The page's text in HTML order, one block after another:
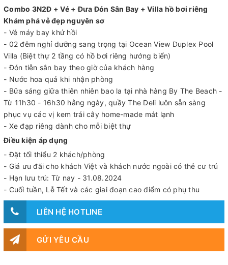
Combo 3N2Đ + Vé + Đưa Đón Sân Bay + Villa hồ bơi riêng
Khám phá vẻ đẹp nguyên sơ
- Vé máy bay khứ hồi
- 02 đêm nghỉ dưỡng sang trọng tại Ocean View Duplex Pool
Villa (Biệt thự 2 tầng có hồ bơi riêng hướng biển)
- Đón tiễn sân bay theo giờ của khách hàng
- Nước hoa quả khi nhận phòng
- Bữa sáng giữa thiên nhiên bao la tại nhà hàng By The Beach -
Từ 11h30 - 16h30 hằng ngày, quầy The Deli luôn sẵn sàng
phục vụ các vị kem trái cây home-made mát lạnh
- Xe đạp riêng dành cho mỗi biệt thự
Điều kiện áp dụng
- Đặt tối thiểu 2 khách/phòng
- Giá ưu đãi cho khách Việt và khách nước ngoài có thẻ cư trú
- Hạn lưu trú: Từ nay - 31.08.2024
- Cuối tuần, Lễ Tết và các giai đoạn cao điểm có phụ thu
LIÊN HỆ HOTLINE
GỬI YÊU CẦU